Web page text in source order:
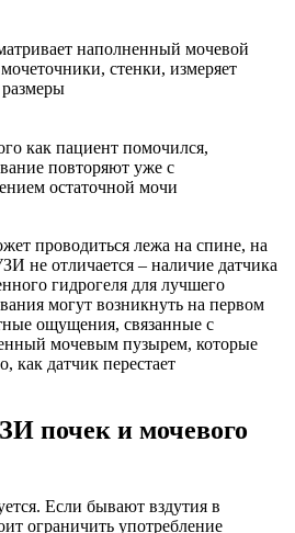
наполненный мочевой
стенки, измеряет
как пациент помочился,
повторяют уже с
остаточной мочи
проводиться лежа на спине, на
не отличается – наличие датчика
гидрогеля для лучшего
могут возникнуть на первом
ощущения, связанные с
мочевым пузырем, которые
как датчик перестает
почек и мочевого
Если бывают вздутия в
ограничить употребление